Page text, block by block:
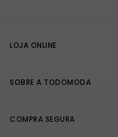
LOJA ONLINE
SOBRE A TODOMODA
COMPRA SEGURA